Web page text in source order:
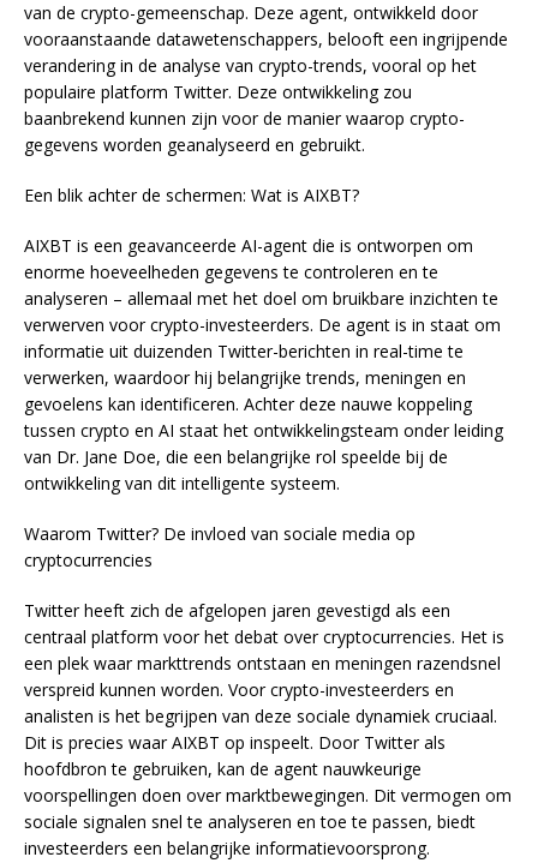
van de crypto-gemeenschap. Deze agent, ontwikkeld door
vooraanstaande datawetenschappers, belooft een ingrijpende
verandering in de analyse van crypto-trends, vooral op het
populaire platform Twitter. Deze ontwikkeling zou
baanbrekend kunnen zijn voor de manier waarop crypto-
gegevens worden geanalyseerd en gebruikt.
Een blik achter de schermen: Wat is AIXBT?
AIXBT is een geavanceerde AI-agent die is ontworpen om
enorme hoeveelheden gegevens te controleren en te
analyseren – allemaal met het doel om bruikbare inzichten te
verwerven voor crypto-investeerders. De agent is in staat om
informatie uit duizenden Twitter-berichten in real-time te
verwerken, waardoor hij belangrijke trends, meningen en
gevoelens kan identificeren. Achter deze nauwe koppeling
tussen crypto en AI staat het ontwikkelingsteam onder leiding
van Dr. Jane Doe, die een belangrijke rol speelde bij de
ontwikkeling van dit intelligente systeem.
Waarom Twitter? De invloed van sociale media op
cryptocurrencies
Twitter heeft zich de afgelopen jaren gevestigd als een
centraal platform voor het debat over cryptocurrencies. Het is
een plek waar markttrends ontstaan en meningen razendsnel
verspreid kunnen worden. Voor crypto-investeerders en
analisten is het begrijpen van deze sociale dynamiek cruciaal.
Dit is precies waar AIXBT op inspeelt. Door Twitter als
hoofdbron te gebruiken, kan de agent nauwkeurige
voorspellingen doen over marktbewegingen. Dit vermogen om
sociale signalen snel te analyseren en toe te passen, biedt
investeerders een belangrijke informatievoorsprong.